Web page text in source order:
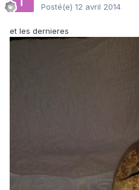
Posté(e) 12 avril 2014
et les dernieres